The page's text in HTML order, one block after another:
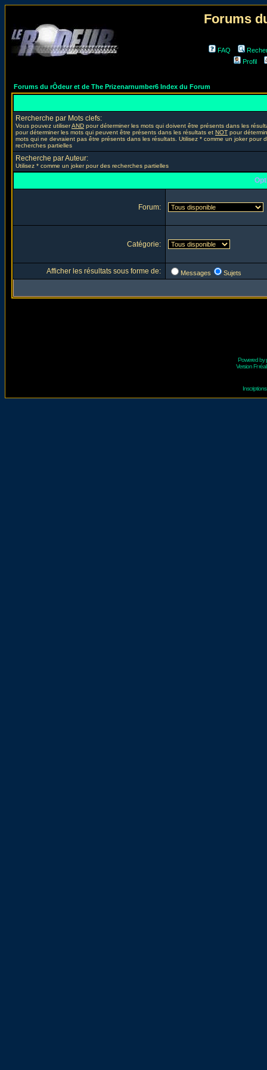
Forums
FAQ
Profil
Forums du rÔdeur et de The Prizenarnumber6 Index du Forum
Rercherche par Mots clefs:
Vous pouvez utiliserAND pour déterminer les mots qui doivent être présents dans les
pour déterminer les mots qui peuvent être présents dans les résultats et NOT pour
mots qui ne devraient pas être présents dans les résultats. Utilisez * comme un joker pour
recherches partielles
Recherche par Auteur:
Utilisez * comme un joker pour des recherches partielles
Forum:
Catégorie:
Afficher les résultats sous forme de: Messages Sujets
Powered by
Version Fr